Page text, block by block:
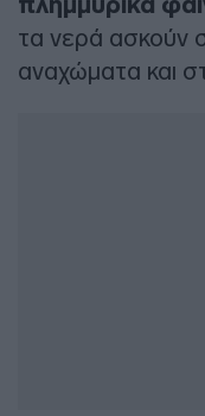
τα νερά ασκούν
αναχώματα και